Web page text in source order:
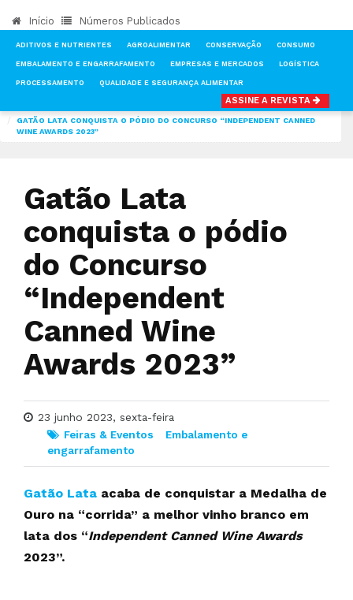
Início Números Publicados
ADITIVOS E NUTRIENTES AGROALIMENTAR CONSERVAÇÃO CONSUMO
EMBALAMENTO E ENGARRAFAMENTO EMPRESAS E MERCADOS LOGÍSTICA
PROCESSAMENTO QUALIDADE E SEGURANÇA ALIMENTAR
ASSINE A REVISTA
GATÃO LATA CONQUISTA O PÓDIO DO CONCURSO “INDEPENDENT CANNED
WINE AWARDS 2023”
Gatão Lata
conquista o pódio
do Concurso
“Independent
Canned Wine
Awards 2023”
23 junho 2023, sexta-feira
Feiras & Eventos
Embalamento e
engarrafamento
Gatão Lata acaba de conquistar a Medalha de
Ouro na “corrida” a melhor vinho branco em
lata dos “Independent Canned Wine Awards
2023”.